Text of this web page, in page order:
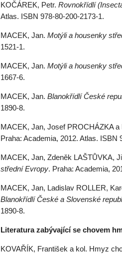
KOČÁREK, Petr. Rovnokřídlí
Atlas. ISBN 978-80-200-2173-1.
MACEK, Jan. Motýli a housenky
1521-1.
MACEK, Jan. Motýli a housenky
1667-6.
MACEK, Jan. Blanokřídlí České
1890-8.
MACEK, Jan, Josef PROCHÁZKA a
Praha: Academia, 2012. Atlas. ISBN
MACEK, Jan, Zdeněk LAŠTŮVKA,
střední Evropy. Praha: Academia,
MACEK, Jan, Ladislav ROLLER,
Blanokřídlí České a Slovenské
1890-8.
Literatura zabývající se chovem
KOVAŘÍK, František a kol. Hmyz